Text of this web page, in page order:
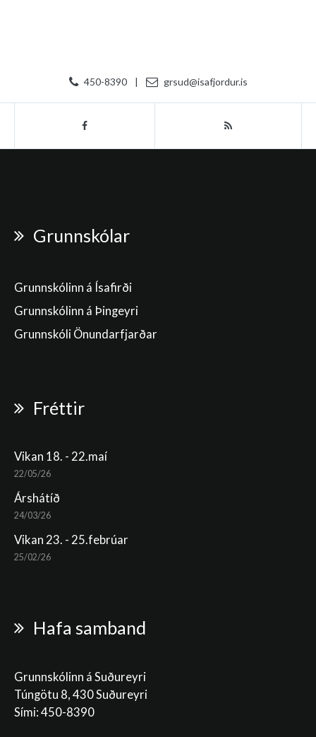
450-8390 | grsud@isafjordur.is
Grunnskólar
Grunnskólinn á Ísafirði
Grunnskólinn á Þingeyri
Grunnskóli Önundarfjarðar
Fréttir
Vikan 18. - 22.maí
22/05/26
Árshátíð
24/03/26
Vikan 23. - 25.febrúar
25/02/26
Hafa samband
Grunnskólinn á Suðureyri
Túngötu 8, 430 Suðureyri
Sími: 450-8390